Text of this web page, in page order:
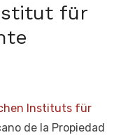
für
Instituts für
de la Propiedad